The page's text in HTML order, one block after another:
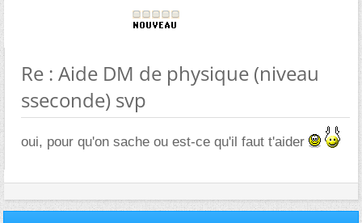
Re : Aide DM de physique (niveau
sseconde) svp
oui, pour qu'on sache ou est-ce qu'il faut t'aider